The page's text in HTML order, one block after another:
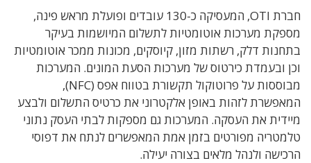
חברת OTI, המעסיקה כ-130 עובדים ופועלת מראש פינה,
מספקת מערכות אוטומטיות לתשלום המיושמות בעיקר
בתחנות דלק, רשתות מזון, קיוסקים, מכונות ממכר אוטומטיות
וכן ובעמדת כירטוס של מערכות הסעת המונים. המערכות
מבוססות על פרוטוקול תקשורת בטווח אפס (NFC),
המאפשרת לזהות באופן אלקטרוני את כרטיס התשלום ולבצע
מיידית את העסקה. המערכות גם מספקות לבתי העסק נתוני
טלמטריה מפורטים בזמן אמת המאפשרים לנתח את דפוסי
הרכישה ולנהל מלאים בצורה יעילה.